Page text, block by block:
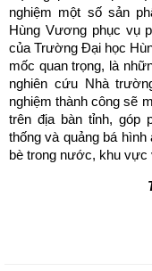
nghiệm một số sản
Hùng Vương phục vụ
của Trường Đại học
mốc quan trọng, là
nghiên cứu Nhà
nghiệm thành công sẽ
trên địa bàn tỉnh, góp
thống và quảng bá hình
bè trong nước, khu vực